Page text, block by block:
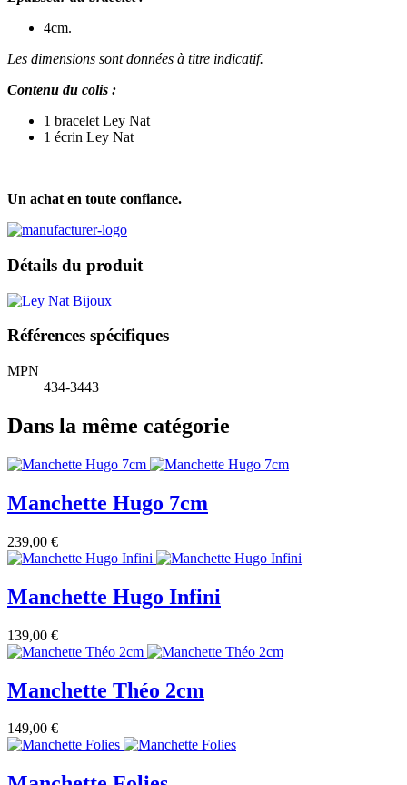
4cm.
Les dimensions sont données à titre indicatif.
Contenu du colis :
1 bracelet Ley Nat
1 écrin Ley Nat
Un achat en toute confiance.
Détails du produit
Références spécifiques
MPN
434-3443
Dans la même catégorie
Manchette Hugo 7cm
239,00 €
Manchette Hugo Infini
139,00 €
Manchette Théo 2cm
149,00 €